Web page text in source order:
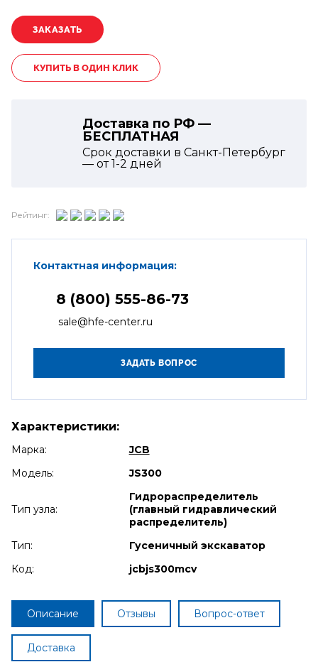
КУПИТЬ В ОДИН КЛИК
Доставка по РФ —
БЕСПЛАТНАЯ
Срок доставки в Санкт-Петербург
— от1-2 дней
Рейтинг:
Контактная информация:
8 (800) 555-86-73
sale@hfe-center.ru
Характеристики:
Марка:
JCB
Модель:
JS300
Тип узла:
Гидрораспределитель
(главный гидравлический
распределитель)
Тип:
Гусеничный экскаватор
Код:
jcbjs300mcv
Описание Отзывы Вопрос-ответ
Доставка